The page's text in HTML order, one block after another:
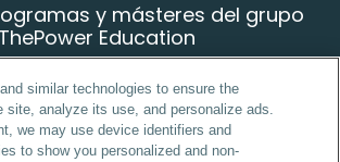
y másteres del grupo
ThePower Education
Strategy
& Marketing Strategy
& Marketing Strategy
Sales + Growth & Marketing Strategy
similar technologies to ensure the
site, analyze its use, and personalize ads.
we may use device identifiers and
to show you personalized and non-